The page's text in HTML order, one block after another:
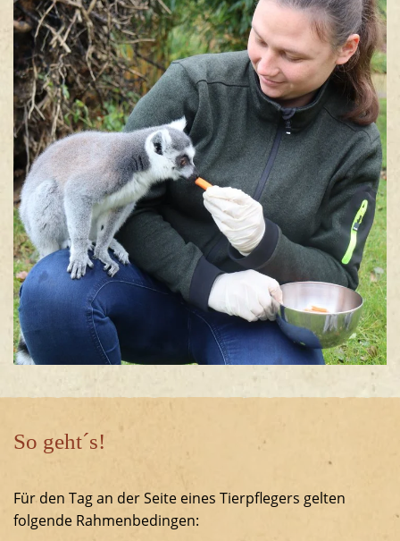
So geht´s!
Für den Tag an der Seite eines Tierpflegers gelten
folgende Rahmenbedingen: